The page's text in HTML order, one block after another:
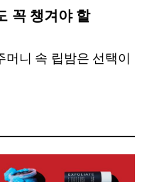
꼭 챙겨야 할
니 속 립밤은 선택이